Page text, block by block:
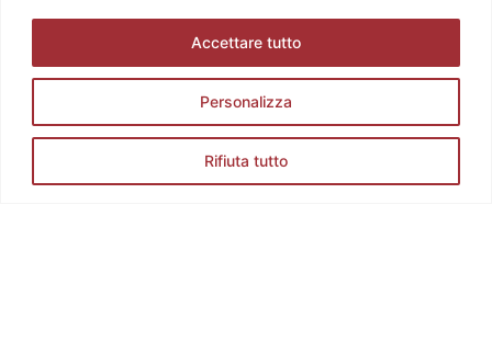
Personalizza
Rifiuta tutto
Accettare tutto